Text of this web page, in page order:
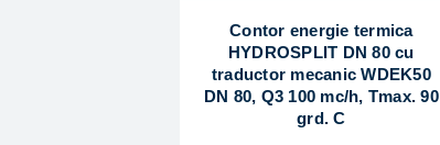
Contor energie termica
HYDROSPLIT DN 80 cu
traductor mecanic WDEK50
DN 80, Q3 100 mc/h, Tmax. 90
grd. C